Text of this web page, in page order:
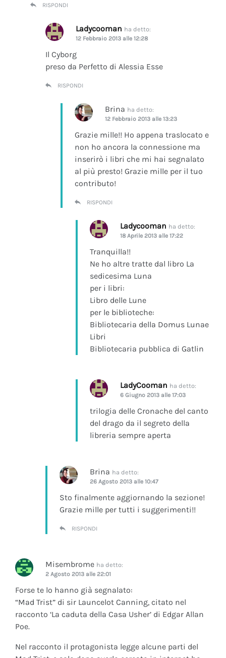
RISPONDI
Ladycooman ha detto:
12 Febbraio 2013 alle 12:28
Il Cyborg
preso da Perfetto di Alessia Esse
RISPONDI
Brina ha detto:
12 Febbraio 2013 alle 13:23
Grazie mille!! Ho appena traslocato e
non ho ancora la connessione ma
inserirò i libri che mi hai segnalato
al più presto! Grazie mille per il tuo
contributo!
RISPONDI
Ladycooman ha detto:
18 Aprile 2013 alle 17:22
Tranquilla!!
Ne ho altre tratte dal libro La
sedicesima Luna
per i libri:
Libro delle Lune
per le biblioteche:
Bibliotecaria della Domus Lunae
Libri
Bibliotecaria pubblica di Gatlin
LadyCooman ha detto:
6 Giugno 2013 alle 17:03
trilogia delle Cronache del canto
del drago da il segreto della
libreria sempre aperta
Brina ha detto:
26 Agosto 2013 alle 10:47
Sto finalmente aggiornando la sezione!
Grazie mille per tutti i suggerimenti!!
RISPONDI
Misembrome ha detto:
2 Agosto 2013 alle 22:01
Forse te lo hanno già segnalato:
“Mad Trist” di sir Launcelot Canning, citato nel
racconto ‘La caduta della Casa Usher’ di Edgar Allan
Poe.
Nel racconto il protagonista legge alcune parti del